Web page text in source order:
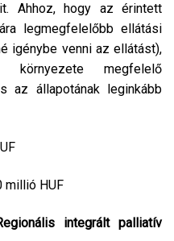
Ahhoz, hogy az érintett
legmegfelelőbb ellátási
igénybe venni az ellátást),
környezete megfelelő
az állapotának leginkább
millió HUF
integrált palliatív